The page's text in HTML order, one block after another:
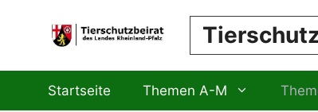
Startseite Themen A-M